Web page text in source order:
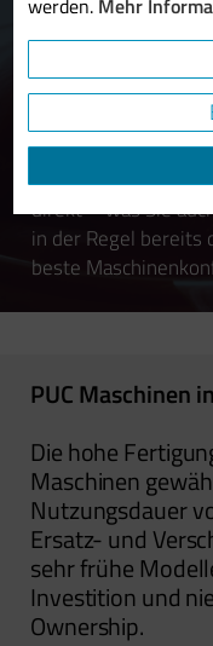
werden. Mehr
Seit über 90 Jahre
weltweite
wir die
Naturprodukts und
Von unserem
direkt – was Sie
in der Regel bereits
beste
PUC Maschinen
Die hohe
Maschinen
Nutzungsdauer
Ersatz- und
sehr frühe
Investition und
Ownership.